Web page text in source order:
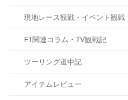
現地レース観戦・イベント観戦
F1関連コラム・TV観戦記
ツーリング道中記
アイテムレビュー